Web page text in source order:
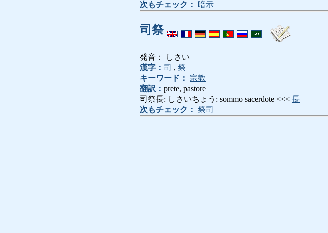
次もチェック：
暗示
司祭
発音： しさい
漢字： 司 , 祭
キーワード：
宗教
翻訳： prete, pastore
司祭長: しさいちょう: sommo sacerdote <<< 長
次もチェック： 祭司